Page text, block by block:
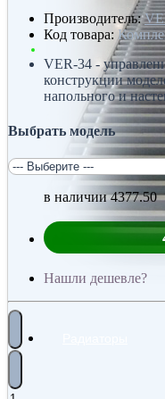
Производитель:
Код товара:
VER-34 -
конструкции
напольного и
Выбрать модель
в наличии4377.50
Нашли дешевле?